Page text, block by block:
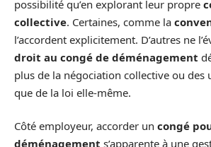
possibilité qu’en explorant leur propre
collective. Certaines, comme la
l’accordent explicitement. D’autres ne
droit au congé de déménagement
plus de la négociation collective ou des
que de la loi elle-même.
Côté employeur, accorder un congé
déménagement s’apparente à une